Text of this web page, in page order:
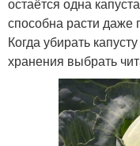
остаётся одна
способна расти даже
Когда убирать
хранения выбрать